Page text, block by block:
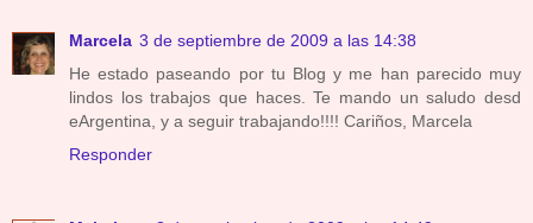
Marcela 3 de septiembre de 2009 a las 14:38
He estado paseando por tu Blog y me han parecido muy
lindos los trabajos que haces. Te mando un saludo desd
eArgentina, y a seguir trabajando!!!! Cariños, Marcela
Responder